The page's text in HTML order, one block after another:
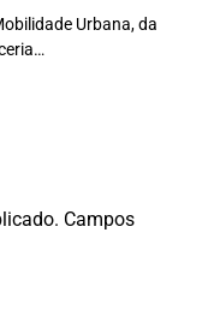
Urbana, da
Campos